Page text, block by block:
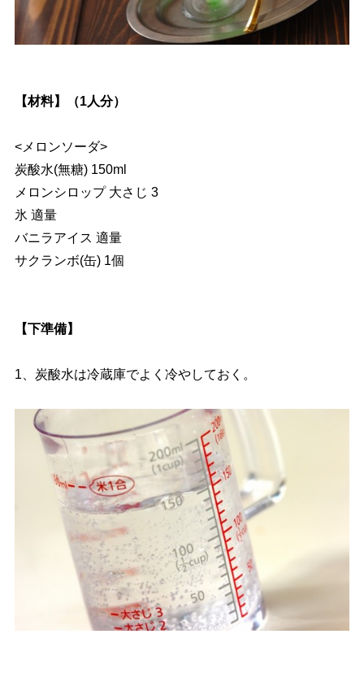
【材料】（1人分）
<メロンソーダ>
炭酸水(無糖) 150ml
メロンシロップ 大さじ 3
氷 適量
バニラアイス 適量
サクランボ(缶) 1個
【下準備】
1、炭酸水は冷蔵庫でよく冷やしておく。